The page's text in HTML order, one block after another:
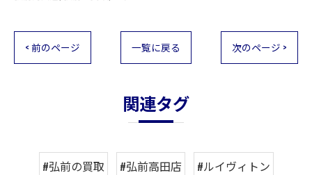
< 前のページ 一覧に戻る 次のページ >
関連タグ
#弘前の買取 #弘前高田店
#ルイヴィトン